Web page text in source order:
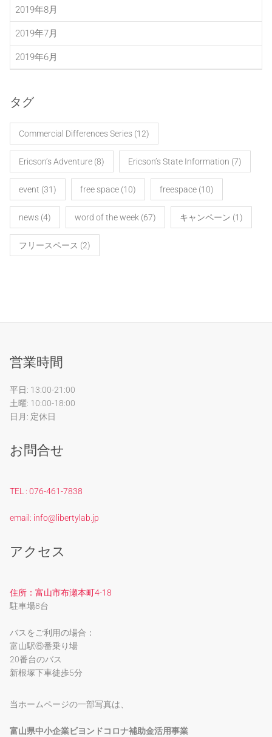
2019年8月
2019年7月
2019年6月
タグ
Commercial Differences Series(12)
Ericson’s Adventure(8) Ericson’s State Information (7)
event (31) free space(10) freespace(10)
news(4) word of the week (67) キャンペーン (1)
フリースペース (2)
営業時間
平日: 13:00-21:00
土曜: 10:00-18:00
日月: 定休日
お問合せ
TEL : 076-461-7838
email: info@libertylab.jp
アクセス
住所：富山市布瀬本町4-18
駐車場8台
バスをご利用の場合：
富山駅⑥番乗り場
20番台のバス
新根塚下車徒歩5分
当ホームページの一部写真は、
富山県中小企業ビヨンドコロナ補助金活用事業